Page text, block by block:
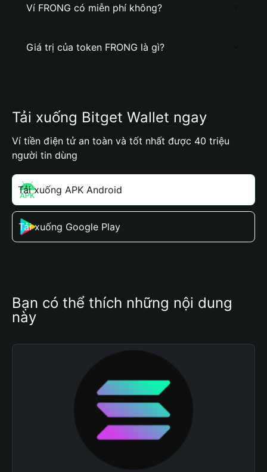
Ví FRONG có miễn phí không?
Giá trị của token FRONG là gì?
Tải xuống Bitget Wallet ngay
Ví tiền điện tử an toàn và tốt nhất được 40 triệu
người tin dùng
Tải xuống APK Android
Tải xuống Google Play
Bạn có thể thích những nội dung
này